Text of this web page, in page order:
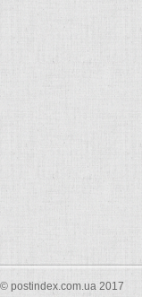
© postindex.com.ua 2017